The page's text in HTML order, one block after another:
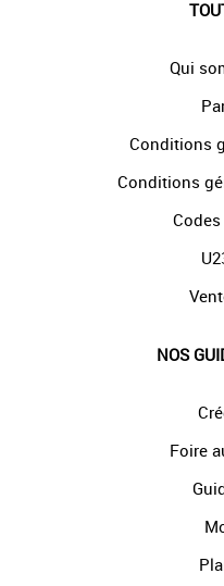
Qui
Conditions
Conditions
NOS
Foire